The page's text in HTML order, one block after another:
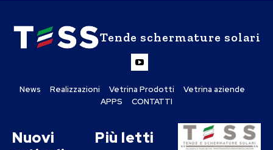
Tende schermature solari
News Realizzazioni Vetrina Prodotti
Vetrina aziende
APPS
CONTATTI
Nuovi
Più letti